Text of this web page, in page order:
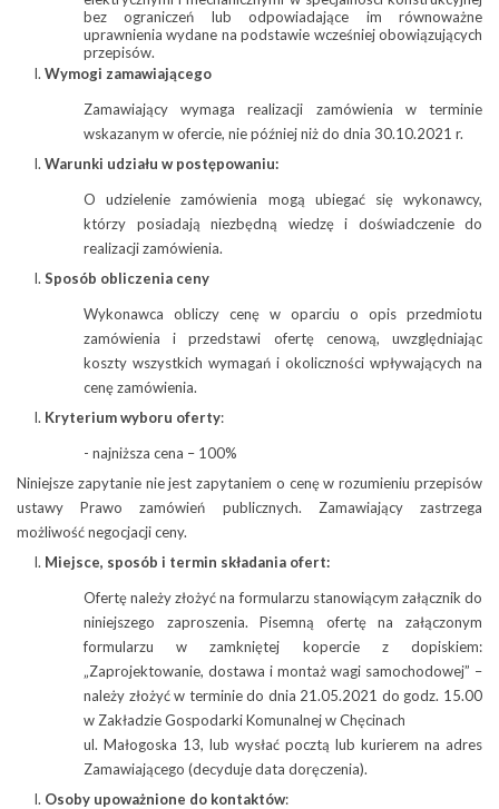
bez ograniczeń lub odpowiadające im równoważne
uprawnienia wydane na podstawie wcześniej obowiązujących
przepisów.
Wymogi zamawiającego
Zamawiający wymaga realizacji zamówienia w terminie
wskazanym w ofercie, nie później niż do dnia 30.10.2021 r.
Warunki udziału w postępowaniu:
O udzielenie zamówienia mogą ubiegać się wykonawcy,
którzy posiadają niezbędną wiedzę i doświadczenie do
realizacji zamówienia.
Sposób obliczenia ceny
Wykonawca obliczy cenę w oparciu o opis przedmiotu
zamówienia i przedstawi ofertę cenową, uwzględniając
koszty wszystkich wymagań i okoliczności wpływających na
cenę zamówienia.
Kryterium wyboru oferty:
- najniższa cena – 100%
Niniejsze zapytanie nie jest zapytaniem o cenę w rozumieniu przepisów
ustawy Prawo zamówień publicznych. Zamawiający zastrzega
możliwość negocjacji ceny.
Miejsce, sposób i termin składania ofert:
Ofertę należy złożyć na formularzu stanowiącym załącznik do
niniejszego zaproszenia. Pisemną ofertę na załączonym
formularzu w zamkniętej kopercie z dopiskiem:
„Zaprojektowanie, dostawa i montaż wagi samochodowej” –
należy złożyć w terminie do dnia 21.05.2021 do godz. 15.00
w Zakładzie Gospodarki Komunalnej w Chęcinach
ul. Małogoska 13, lub wysłać pocztą lub kurierem na adres
Zamawiającego (decyduje data doręczenia).
Osoby upoważnione do kontaktów: